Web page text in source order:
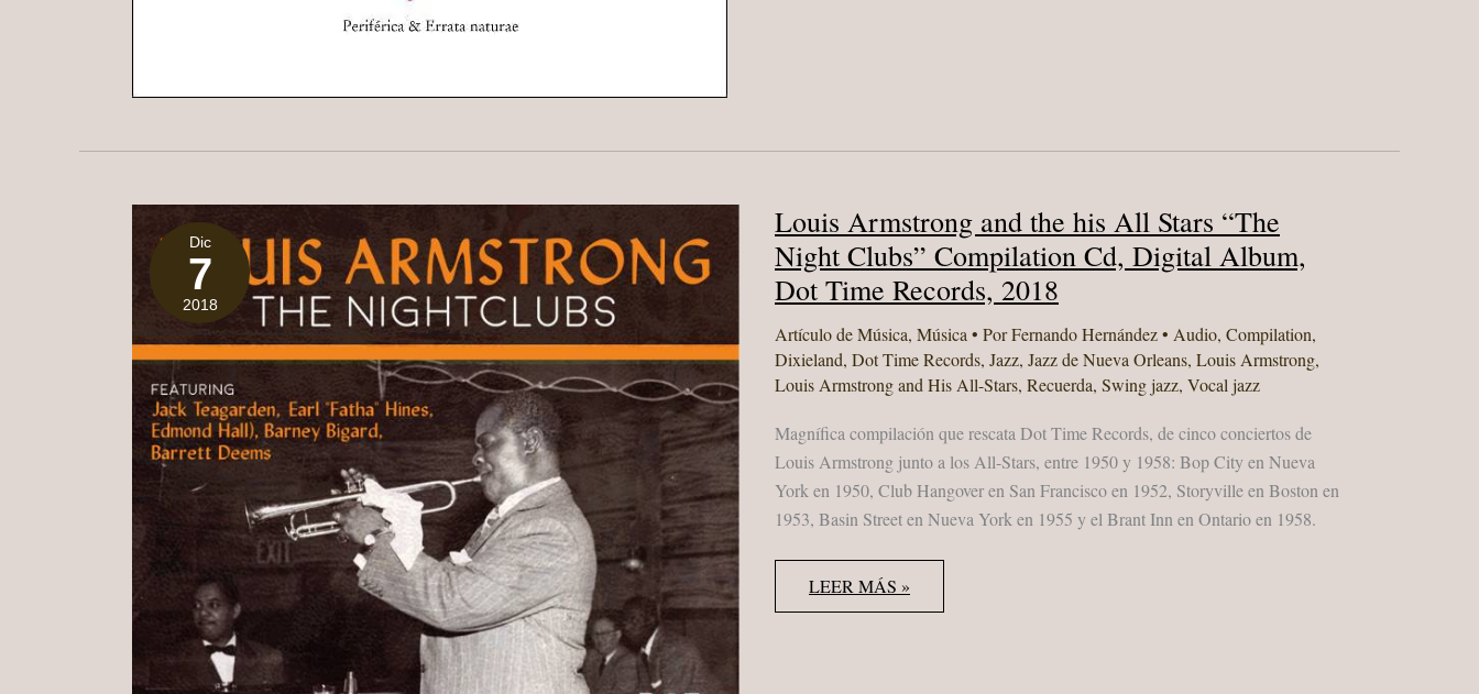
Dic
7
2018
Louis Armstrong and the his All Stars “The
Night Clubs” Compilation Cd, Digital Album,
Dot Time Records, 2018
Artículo de Música, Música• PorFernando Hernández• Audio, Compilation,
Dixieland, Dot Time Records, Jazz, Jazz de Nueva Orleans, Louis Armstrong,
Louis Armstrong and His All-Stars, Recuerda, Swing jazz, Vocal jazz
Magnífica compilación que rescata Dot Time Records, de cinco conciertos de
Louis Armstrong junto a los All-Stars, entre 1950 y 1958: Bop City en Nueva
York en 1950, Club Hangover en San Francisco en 1952, Storyville en Boston en
1953, Basin Street en Nueva York en 1955 y el Brant Inn en Ontario en 1958.
LOUIS
ARMSTRONG
AND
LEER MÁS »